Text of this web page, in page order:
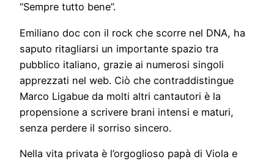
“Sempre tutto bene”.
Emiliano doc con il rock che scorre nel DNA, ha
saputo ritagliarsi un importante spazio tra
pubblico italiano, grazie ai numerosi singoli
apprezzati nel web. Ciò che contraddistingue
Marco Ligabue da molti altri cantautori è la
propensione a scrivere brani intensi e maturi,
senza perdere il sorriso sincero.
Nella vita privata è l’orgoglioso papà di Viola e